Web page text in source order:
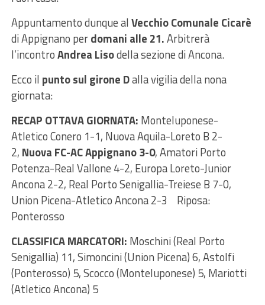
Appuntamento dunque alVecchio Comunale Cicarè
di Appignano perdomani alle 21.Arbitrerà
l’incontroAndrea Lisodella sezione di Ancona.
Ecco il punto sul girone Dalla vigilia della nona
giornata:
RECAP OTTAVA GIORNATA: Monteluponese-
Atletico Conero 1-1, Nuova Aquila-Loreto B 2-
2, Nuova FC-AC Appignano 3-0, Amatori Porto
Potenza-Real Vallone 4-2, Europa Loreto-Junior
Ancona 2-2, Real Porto Senigallia-Treiese B 7-0,
Union Picena-Atletico Ancona 2-3 Riposa:
Ponterosso
CLASSIFICA MARCATORI: Moschini (Real Porto
Senigallia) 11, Simoncini (Union Picena) 6, Astolfi
(Ponterosso) 5, Scocco (Monteluponese) 5, Mariotti
(Atletico Ancona) 5